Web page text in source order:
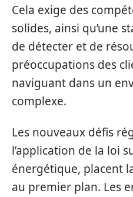
Cela exige des
solides, ainsi qu’une
de détecter et de
préoccupations des
naviguant dans un
complexe.
Les nouveaux défis
l’application de la loi
énergétique, placent
au premier plan. Les